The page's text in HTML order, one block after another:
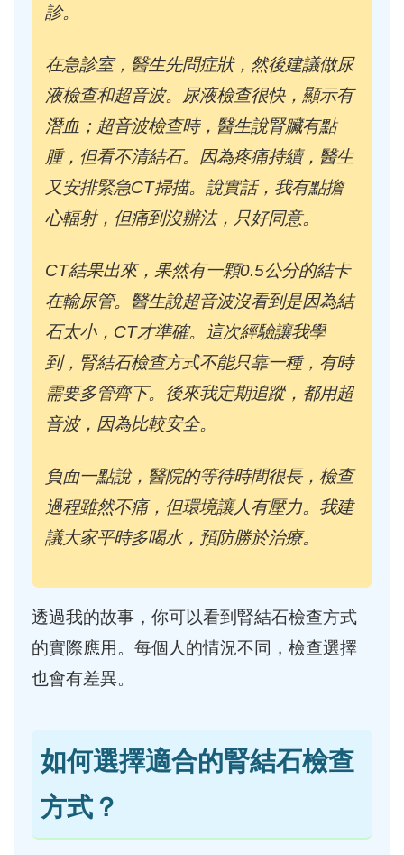
診。
在急診室，醫生先問症狀，然後建議做尿
液檢查和超音波。尿液檢查很快，顯示有
潛血；超音波檢查時，醫生說腎臟有點
腫，但看不清結石。因為疼痛持續，醫生
又安排緊急CT掃描。說實話，我有點擔
心輻射，但痛到沒辦法，只好同意。
CT結果出來，果然有一顆0.5公分的結卡
在輸尿管。醫生說超音波沒看到是因為結
石太小，CT才準確。這次經驗讓我學
到，腎結石檢查方式不能只靠一種，有時
需要多管齊下。後來我定期追蹤，都用超
音波，因為比較安全。
負面一點說，醫院的等待時間很長，檢查
過程雖然不痛，但環境讓人有壓力。我建
議大家平時多喝水，預防勝於治療。
透過我的故事，你可以看到腎結石檢查方式
的實際應用。每個人的情況不同，檢查選擇
也會有差異。
如何選擇適合的腎結石檢查
方式？